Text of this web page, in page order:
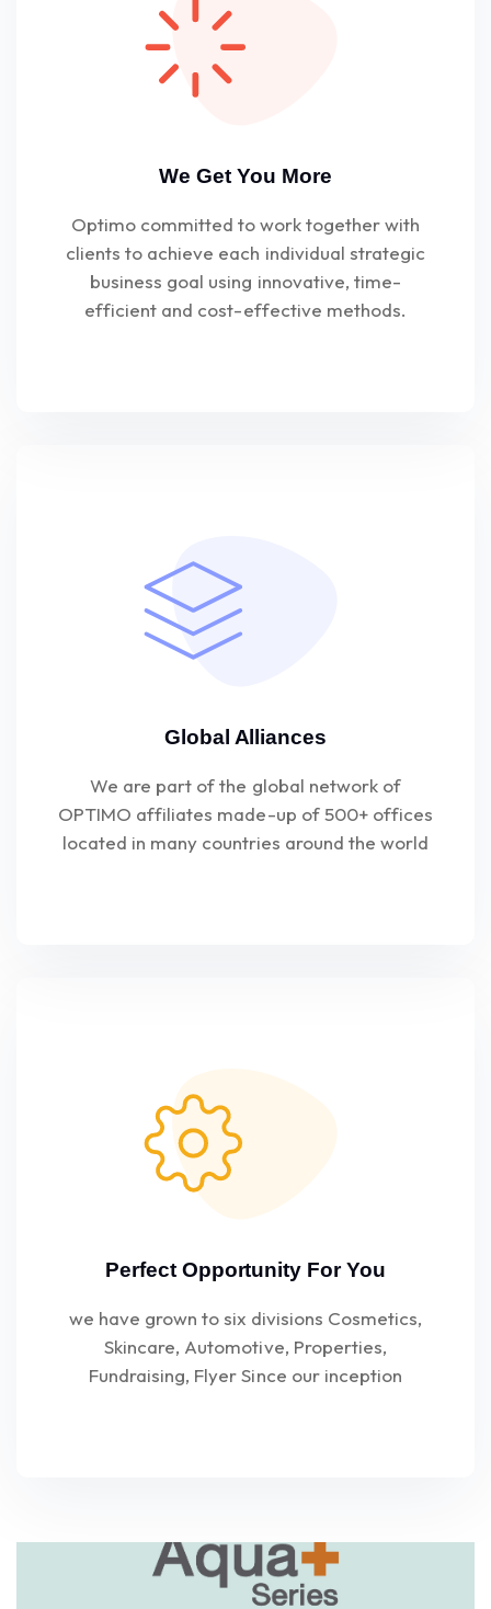
We Get You More
Optimo committed to work together with
clients to achieve each individual strategic
business goal using innovative, time-
efficient and cost-effective methods.
Global Alliances
We are part of the global network of
OPTIMO affiliates made-up of 500+ offices
located in many countries around the world
Perfect Opportunity For You
we have grown to six divisions Cosmetics,
Skincare, Automotive, Properties,
Fundraising, Flyer Since our inception